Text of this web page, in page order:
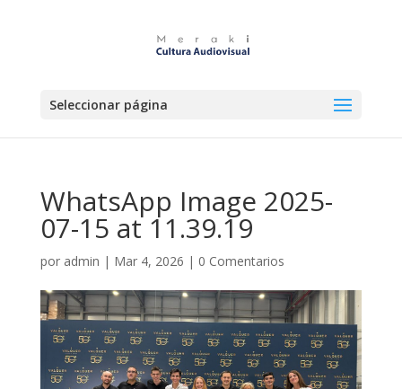
Seleccionar página
WhatsApp Image 2025-
07-15 at 11.39.19
por admin | Mar 4, 2026 | 0 Comentarios